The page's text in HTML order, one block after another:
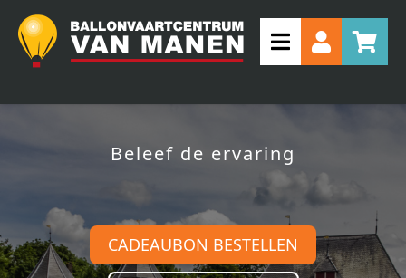
Beleef de ervaring
CADEAUBON BESTELLEN